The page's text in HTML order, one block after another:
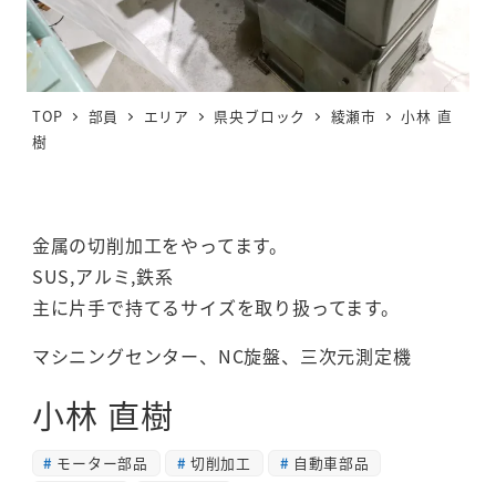
TOP 部員 エリア 県央ブロック 綾瀬市
小林 直
樹
金属の切削加工をやってます。
SUS,アルミ,鉄系
主に片手で持てるサイズを取り扱ってます。
マシニングセンター、NC旋盤、三次元測定機
小林 直樹
モーター部品 切削加工
自動車部品